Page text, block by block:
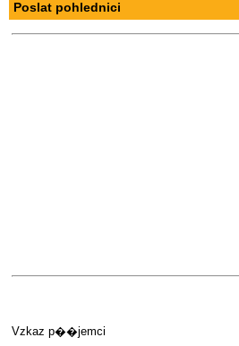
Poslat pohlednici
Vzkaz p��jemci